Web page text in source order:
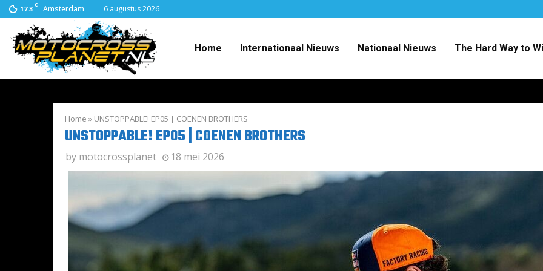
17.3 C Amsterdam 6 augustus 2026
Home Internationaal Nieuws Nationaal Nieuws The Hard Way to
Home » UNSTOPPABLE! EP05 | COENEN BROTHERS
UNSTOPPABLE! EP05 | COENEN BROTHERS
by motocrossplanet 18 mei 2026